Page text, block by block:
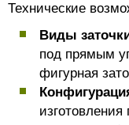
Технические
Виды
под прямым
фигурная